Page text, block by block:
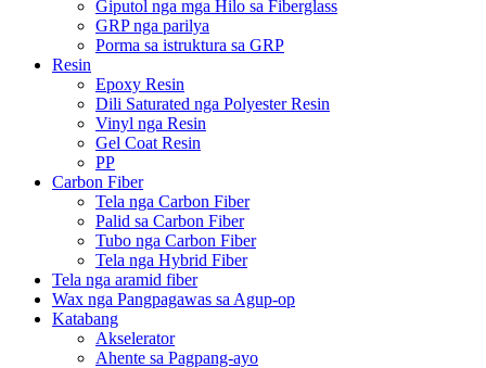
Giputol nga mga Hilo sa Fiberglass
GRP nga parilya
Porma sa istruktura sa GRP
Resin
Epoxy Resin
Dili Saturated nga Polyester Resin
Vinyl nga Resin
Gel Coat Resin
PP
Carbon Fiber
Tela nga Carbon Fiber
Palid sa Carbon Fiber
Tubo nga Carbon Fiber
Tela nga Hybrid Fiber
Tela nga aramid fiber
Wax nga Pangpagawas sa Agup-op
Katabang
Akselerator
Ahente sa Pagpang-ayo